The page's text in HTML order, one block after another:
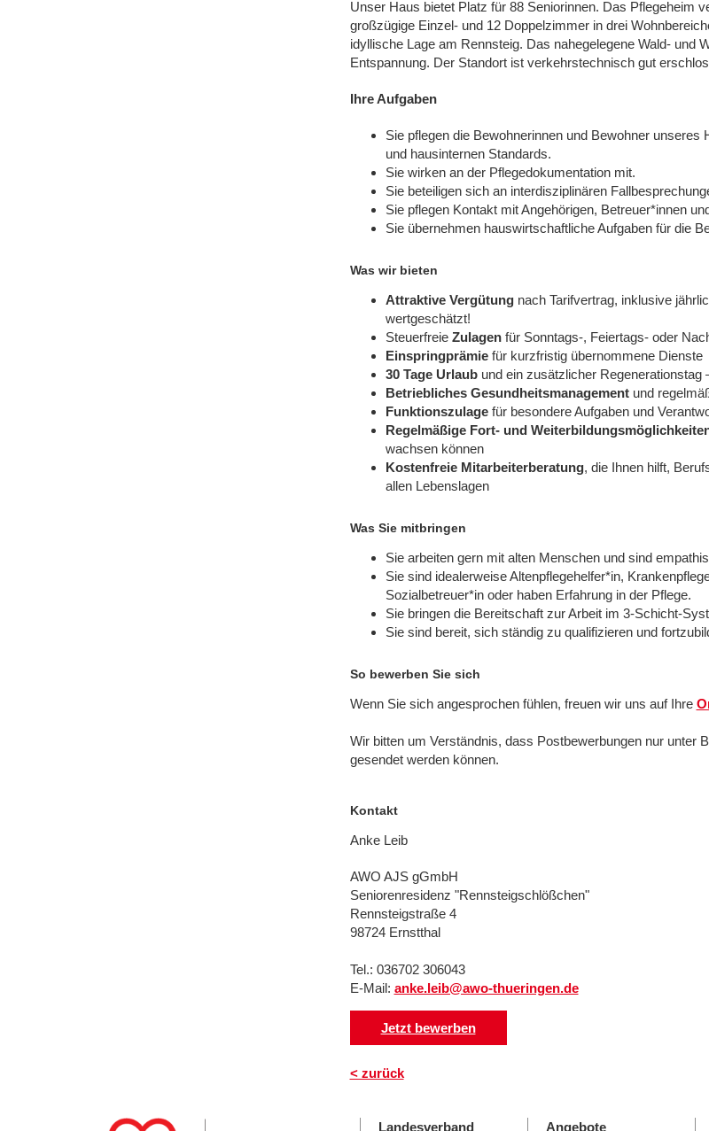
Unser Haus bietet Platz für 88 Seniorinnen. Das Pflegeheim
großzügige Einzel- und 12 Doppelzimmer in drei
idyllische Lage am Rennsteig. Das nahegelegene Wald- und
Entspannung. Der Standort ist verkehrstechnisch gut
Ihre Aufgaben
Sie pflegen die Bewohnerinnen und Bewohner
und hausinternen Standards.
Sie wirken an der Pflegedokumentation mit.
Sie beteiligen sich an interdisziplinären
Sie pflegen Kontakt mit Angehörigen, Betreuer*innen
Sie übernehmen hauswirtschaftliche Aufgaben für die
Was wir bieten
Attraktive Vergütungnach Tarifvertrag, inklusive
wertgeschätzt!
Steuerfreie Zulagen für Sonntags-, Feiertags- oder
Einspringprämie für kurzfristig übernommene Dienste
30 Tage Urlaubund ein zusätzlicher Regenerationstag
Betriebliches Gesundheitsmanagementund
Funktionszulagefür besondere Aufgaben und
Regelmäßige Fort- und
wachsen können
Kostenfreie Mitarbeiterberatung, die Ihnen hilft,
allen Lebenslagen
Was Sie mitbringen
Sie arbeiten gern mit alten Menschen und sind
Sie sind idealerweise Altenpflegehelfer*in,
Sozialbetreuer*in oder haben Erfahrung in der Pflege.
Sie bringen die Bereitschaft zur Arbeit im 3-Schicht-
Sie sind bereit, sich ständig zu qualifizieren und
So bewerben Sie sich
Wenn Sie sich angesprochen fühlen, freuen wir uns auf Ihre
Wir bitten um Verständnis, dass Postbewerbungen nur
gesendet werden können.
Kontakt
Anke Leib
AWO AJS gGmbH
Seniorenresidenz "Rennsteigschlößchen"
Rennsteigstraße 4
98724 Ernstthal
Tel.: 036702 306043
E-Mail: anke.leib@awo-thueringen.de
Jetzt bewerben
< zurück
Landesverband Angebote